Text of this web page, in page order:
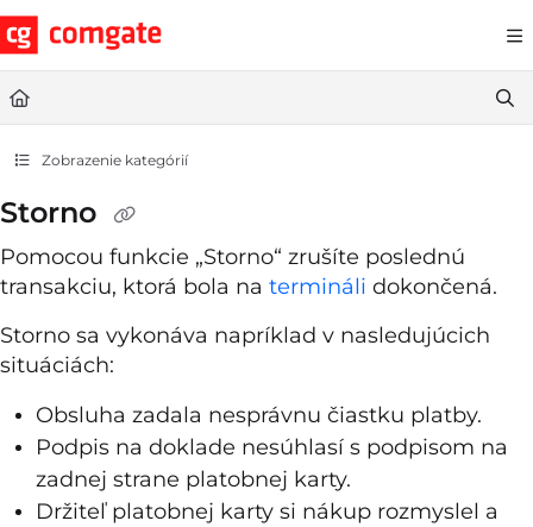
Documentation Index
Fetch the complete documentation index at: https://
Use this file to discover all available pages before exploring further.
Zobrazenie kategórií
Storno
Pomocou funkcie „Storno“ zrušíte poslednú
transakciu, ktorá bola na termináli dokončená.
Storno sa vykonáva napríklad v nasledujúcich
situáciách:
Obsluha zadala nesprávnu čiastku platby.
Podpis na doklade nesúhlasí s podpisom na
zadnej strane platobnej karty.
Držiteľ platobnej karty si nákup rozmyslel a